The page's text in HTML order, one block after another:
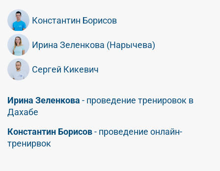
Константин Борисов
Ирина Зеленкова (Нарычева)
Сергей Кикевич
Ирина Зеленкова - проведение тренировок в
Дахабе
Константин Борисов- проведение онлайн-
тренирвок